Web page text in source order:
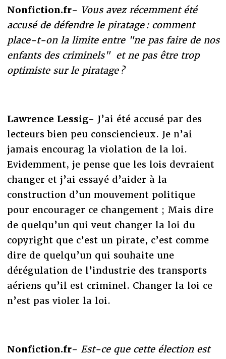
Nonfiction.fr- Vous avez récemment été
accusé de défendre le piratage : comment
place-t-on la limite entre "ne pas faire de nos
enfants des criminels" et ne pas être trop
optimiste sur le piratage ?
Lawrence Lessig- J’ai été accusé par des
lecteurs bien peu consciencieux. Je n’ai
jamais encourag la violation de la loi.
Evidemment, je pense que les lois devraient
changer et j’ai essayé d’aider à la
construction d’un mouvement politique
pour encourager ce changement ; Mais dire
de quelqu’un qui veut changer la loi du
copyright que c’est un pirate, c’est comme
dire de quelqu’un qui souhaite une
dérégulation de l’industrie des transports
aériens qu’il est criminel. Changer la loi ce
n’est pas violer la loi.
Nonfiction.fr- Est-ce que cette élection est